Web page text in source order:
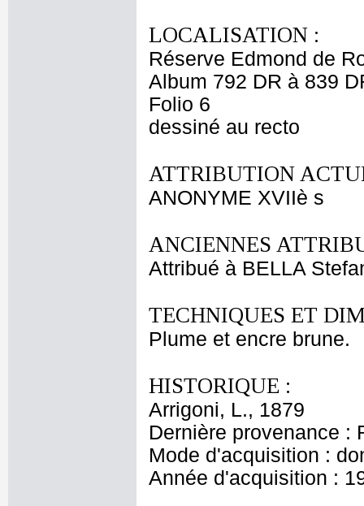
LOCALISATION :
Réserve Edmond de
Album 792 DR à 839
Folio 6
dessiné au recto
ATTRIBUTION
ANONYME XVIIè s
ANCIENNES
Attribué à BELLA
TECHNIQUES ET
Plume et encre brune.
HISTORIQUE :
Arrigoni, L., 1879
Dernière provenance :
Mode d'acquisition :
Année d'acquisition :